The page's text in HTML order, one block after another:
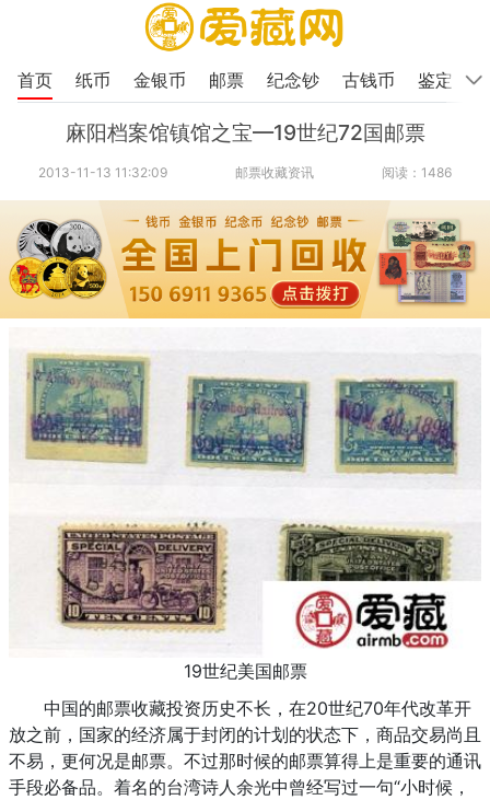
首页 纸币 金银币 邮票 纪念钞 古钱币 鉴定
麻阳档案馆镇馆之宝—19世纪72国邮票
2013-11-13 11:32:09 邮票收藏资讯 阅读：1486
19世纪美国邮票
中国的邮票收藏投资历史不长，在20世纪70年代改革开
放之前，国家的经济属于封闭的计划的状态下，商品交易尚且
不易，更何况是邮票。不过那时候的邮票算得上是重要的通讯
手段必备品。着名的台湾诗人余光中曾经写过一句“小时候，